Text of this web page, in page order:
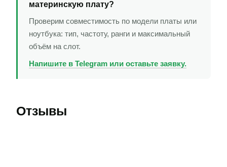
материнскую плату?
Проверим совместимость по модели платы или
ноутбука: тип, частоту, ранги и максимальный
объём на слот.
Напишите в Telegram или оставьте заявку.
Отзывы